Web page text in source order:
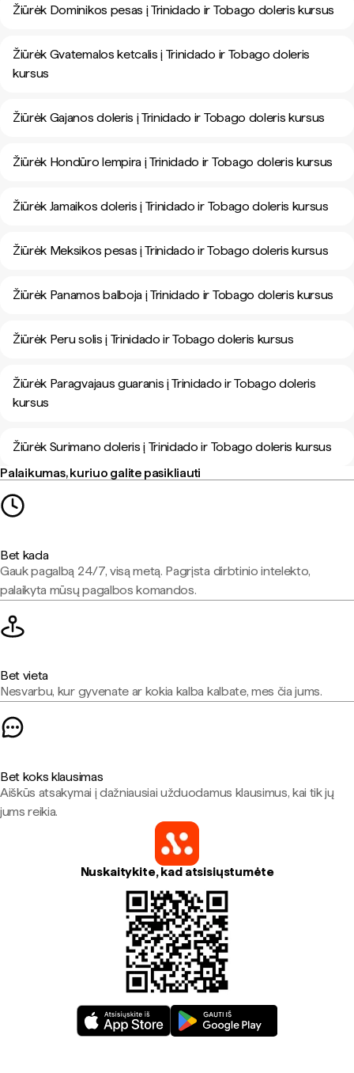
Žiūrėk Dominikos pesas į Trinidado ir Tobago doleris kursus
Žiūrėk Gvatemalos ketcalis į Trinidado ir Tobago doleris
kursus
Žiūrėk Gajanos doleris į Trinidado ir Tobago doleris kursus
Žiūrėk Hondūro lempira į Trinidado ir Tobago doleris kursus
Žiūrėk Jamaikos doleris į Trinidado ir Tobago doleris kursus
Žiūrėk Meksikos pesas į Trinidado ir Tobago doleris kursus
Žiūrėk Panamos balboja į Trinidado ir Tobago doleris kursus
Žiūrėk Peru solis į Trinidado ir Tobago doleris kursus
Žiūrėk Paragvajaus guaranis į Trinidado ir Tobago doleris
kursus
Žiūrėk Surimano doleris į Trinidado ir Tobago doleris kursus
Palaikumas, kuriuo galite pasikliauti
Bet kada
Gauk pagalbą 24/7, visą metą. Pagrįsta dirbtinio intelekto,
palaikyta mūsų pagalbos komandos.
Bet vieta
Nesvarbu, kur gyvenate ar kokia kalba kalbate, mes čia jums.
Bet koks klausimas
Aiškūs atsakymai į dažniausiai užduodamus klausimus, kai tik jų
jums reikia.
Nuskaitykite, kad atsisiųstumėte